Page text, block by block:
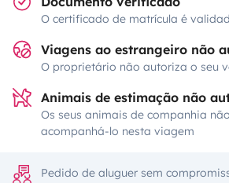
O certificado de matrícula é
Viagens ao estrangeiro não
O proprietário não autoriza o seu
Animais de estimação não
Os seus animais de companhia
acompanhá-lo nesta viagem
Pedido de aluguer sem